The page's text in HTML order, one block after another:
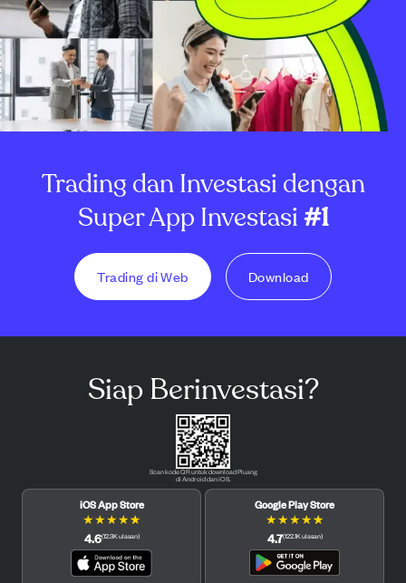
Trading dan Investasi dengan
Super App Investasi#1
Trading di Web Download
Siap Berinvestasi?
Scan kode QR untuk download Pluang
di Android dan iOS.
iOS App Store
★★★★★
4.6(12.3Kulasan)
Google Play Store
★★★★★
4.7(122.1Kulasan)